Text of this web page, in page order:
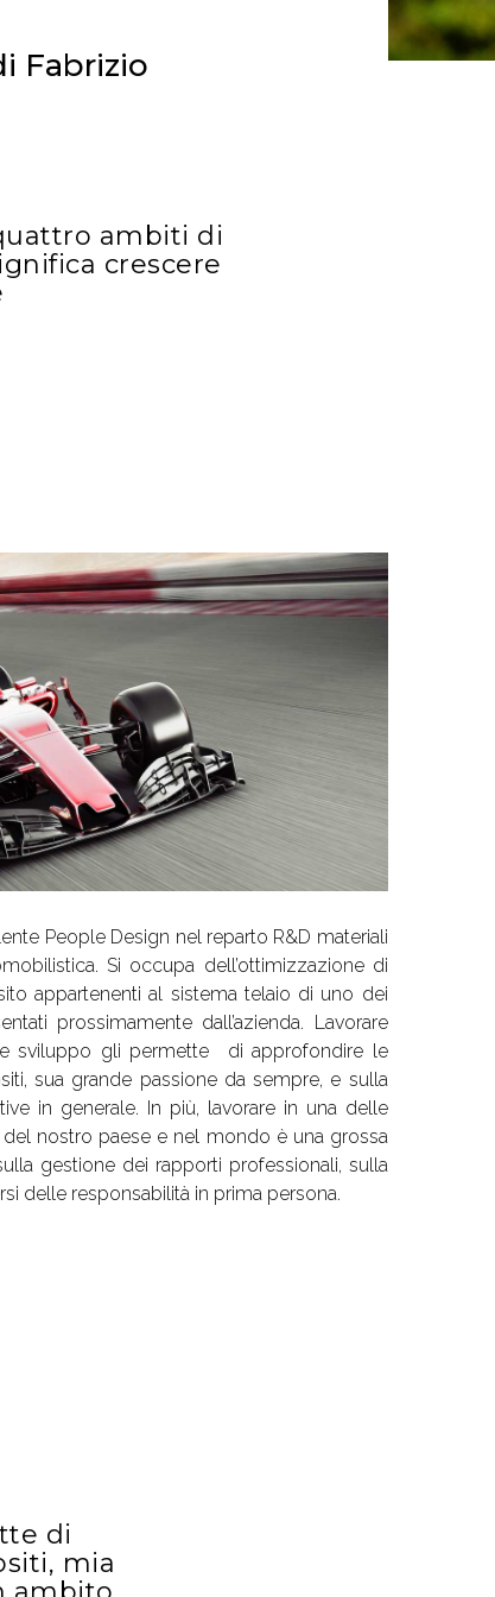
Fabrizio
ambiti di
crescere
People Design nel reparto R&D materiali
Si occupa dell’ottimizzazione di
appartenenti al sistema telaio di uno dei
prossimamente dall’azienda. Lavorare
sviluppo gli permette di approfondire le
sua grande passione da sempre, e sulla
in generale. In più, lavorare in una delle
nostro paese e nel mondo è una grossa
gestione dei rapporti professionali, sulla
delle responsabilità in prima persona.
di
mia